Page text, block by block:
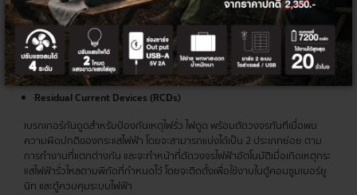
เบรกเกอร์ลูกย่อย มีขนาดเล็ก สำหรับใช้ภายในที่พักอาศัยและอาคารที่กระแส
ไฟฟ้าไม่เกิน 100 A ใช้ได้กับทั้งระบบไฟฟ้า 1 และ 3 เฟส โดยจะมีขนาดตั้งแต่ 1, 2,
3 และ 4 Pole สามารถติดตั้งเป็นอุปกรณ์ป้องกันร่วมกันกับแผงจ่ายไฟฟ้าย่อย
(Load Center) หรือแผงจ่ายไฟในที่พักอาศัยอย่างตู้คอนซูมเมอร์ยูนิทที่มี
พิกัดกระแสลัดวงจรต่ำ แต่ไม่สามารถปรับการตั้งค่ากระแสลัดวงจรได้
Residual Current Devices (RCDs)
เบรกเกอร์กันดูดสำหรับป้องกันเหตุไฟรั่ว ไฟดูด พร้อมตัดวงจรทันทีเมื่อพบ
ความผิดปกติของกระแสไฟฟ้า โดยจะสามารถแบ่งได้เป็น 2 ประเภทย่อย ตาม
การทำงานที่แตกต่างกัน และจะทำหน้าที่ตัดวงจรไฟฟ้าอัตโนมัติเมื่อเกิดเหตุกระ
แสไฟฟ้ารั่วไหลตามพิกัดที่กำหนดไว้ โดยจะติดตั้งเพื่อใช้งานในตู้คอนซูมเมอร์ยู
นิท และตู้ควบคุมระบบไฟฟ้า